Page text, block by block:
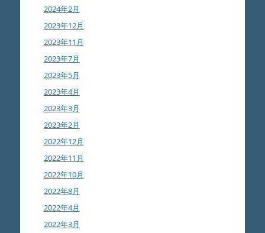
2024年2月
2023年12月
2023年11月
2023年7月
2023年5月
2023年4月
2023年3月
2023年2月
2022年12月
2022年11月
2022年10月
2022年8月
2022年4月
2022年3月